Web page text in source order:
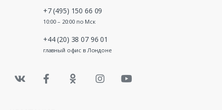
+7 (495) 150 66 09
10:00 – 20:00 по Мск
+44 (20) 38 07 96 01
главный офис в Лондоне